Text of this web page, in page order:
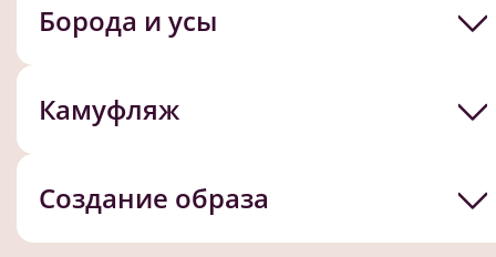
Борода и усы
Камуфляж
Создание образа